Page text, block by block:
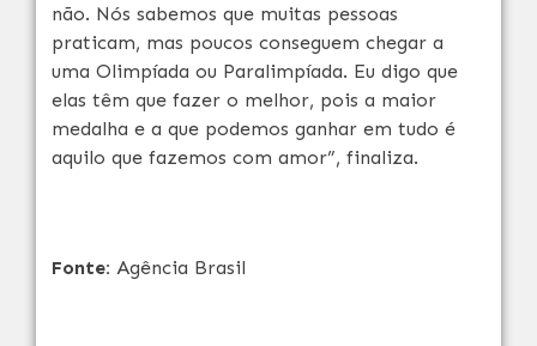
não. Nós sabemos que muitas pessoas
praticam, mas poucos conseguem chegar a
uma Olimpíada ou Paralimpíada. Eu digo que
elas têm que fazer o melhor, pois a maior
medalha e a que podemos ganhar em tudo é
aquilo que fazemos com amor”, finaliza.
Fonte: Agência Brasil